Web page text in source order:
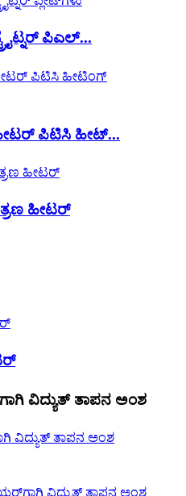
ಪಿಎಲ್...
ಪಿಟಿಸಿ ಹೀಟ್...
ಹೀಟರ್
ವಿದ್ಯುತ್ ತಾಪನ ಅಂಶ